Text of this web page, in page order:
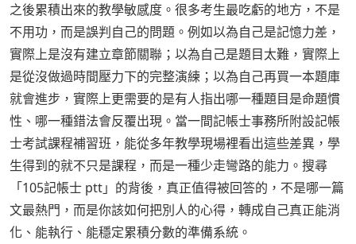
之後累積出來的教學敏感度。很多考生最吃虧的地方，不是
不用功，而是誤判自己的問題。例如以為自己是記憶力差，
實際上是沒有建立章節關聯；以為自己是題目太難，實際上
是從沒做過時間壓力下的完整演練；以為自己再買一本題庫
就會進步，實際上更需要的是有人指出哪一種題目是命題慣
性、哪一種錯法會反覆出現。當一間記帳士事務所附設記帳
士考試課程補習班，能從多年教學現場裡看出這些差異，學
生得到的就不只是課程，而是一種少走彎路的能力。搜尋
「105記帳士 ptt」的背後，真正值得被回答的，不是哪一篇
文最熱門，而是你該如何把別人的心得，轉成自己真正能消
化、能執行、能穩定累積分數的準備系統。